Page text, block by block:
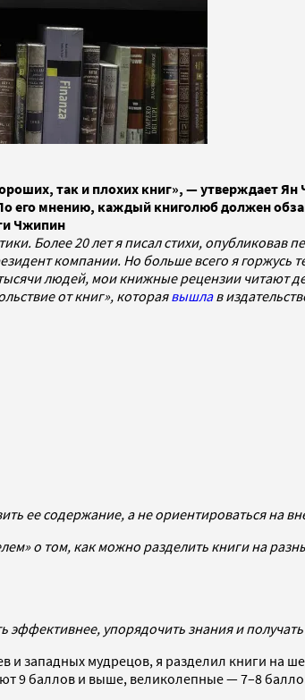
так и плохих книг», — утверждает
его мнению, каждый книголюб должен
Чжипин
Более 20 лет я писал стихи,
компании. Но больше всего я
людей, мои книжные рецензии читают
от книг», котораявышлав
ее содержание, а не ориентироваться на
о том, как можно разделить книги на
эффективнее, упорядочить знания и
и западных мудрецов, я разделил книги на
9 баллов и выше, великолепные — 7–8